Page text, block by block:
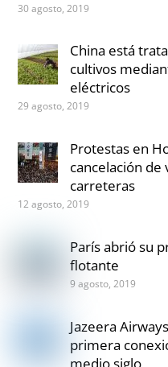
30 agosto, 2019
China está
cultivos
eléctricos
29 agosto, 2019
Protestas en
cancelación de
carreteras
12 agosto, 2019
París abrió su
flotante
9 agosto, 2019
Jazeera
primera
medio siglo